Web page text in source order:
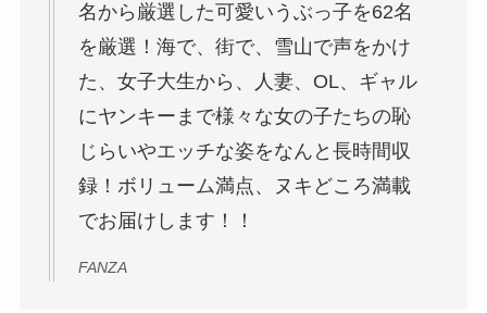
名から厳選した可愛いうぶっ子を62名
を厳選！海で、街で、雪山で声をかけ
た、女子大生から、人妻、OL、ギャル
にヤンキーまで様々な女の子たちの恥
じらいやエッチな姿をなんと長時間収
録！ボリューム満点、ヌキどころ満載
でお届けします！！
FANZA